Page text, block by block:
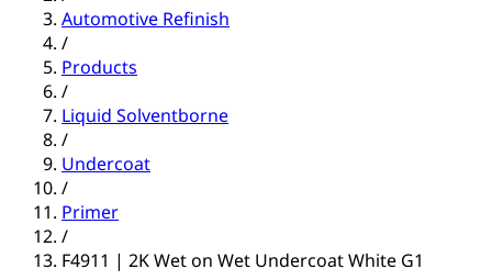
Automotive Refinish
/
Products
/
Liquid Solventborne
/
Undercoat
/
Primer
/
F4911 | 2K Wet on Wet Undercoat White G1